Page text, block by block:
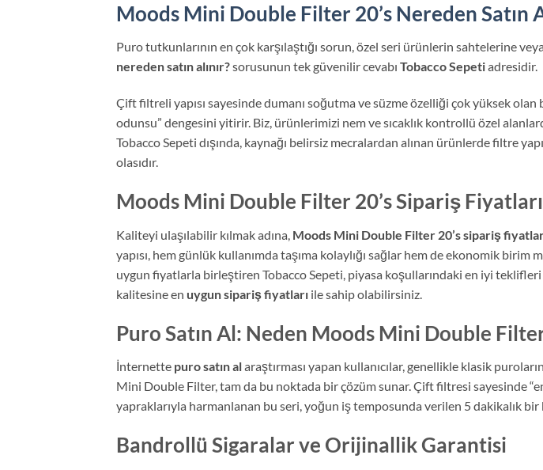
Moods Mini Double Filter 20’s Nereden Satın
Puro tutkunlarının en çok karşılaştığı sorun, özel seri ürünlerin sahtelerine
nereden satın alınır?sorusunun tek güvenilir cevabı Tobacco Sepetiadresidir.
Çift filtreli yapısı sayesinde dumanı soğutma ve süzme özelliği çok yüksek
odunsu” dengesini yitirir. Biz, ürünlerimizi nem ve sıcaklık kontrollü özel
Tobacco Sepeti dışında, kaynağı belirsiz mecralardan alınan ürünlerde filtre
olasıdır.
Moods Mini Double Filter 20’s Sipariş Fiyatları
Kaliteyi ulaşılabilir kılmak adına, Moods Mini Double Filter 20’s sipariş
yapısı, hem günlük kullanımda taşıma kolaylığı sağlar hem de ekonomik
uygun fiyatlarla birleştiren Tobacco Sepeti, piyasa koşullarındaki en iyi
kalitesine en uygun sipariş fiyatları ile sahip olabilirsiniz.
Puro Satın Al: Neden Moods Mini Double
İnternette puro satın alaraştırması yapan kullanıcılar, genellikle klasik
Mini Double Filter, tam da bu noktada bir çözüm sunar. Çift filtresi sayesinde
yapraklarıyla harmanlanan bu seri, yoğun iş temposunda verilen 5 dakikalık
Bandrollü Sigaralar ve Orijinallik Garantisi